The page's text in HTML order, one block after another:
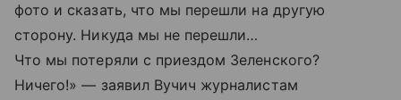
фото и сказать, что мы перешли на другую
сторону. Никуда мы не перешли…
Что мы потеряли с приездом Зеленского?
Ничего!» — заявил Вучич журналистам